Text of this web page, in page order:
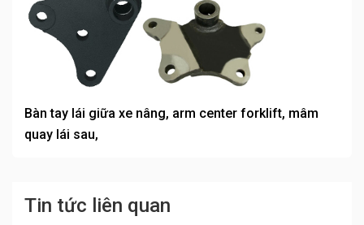
Bàn tay lái giữa xe nâng, arm center forklift, mâm
quay lái sau,
Tin tức liên quan